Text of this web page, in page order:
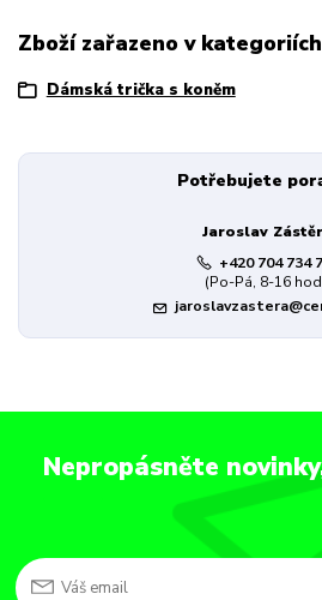
Zboží zařazeno v kategoriích
Dámská trička s koněm
Potřebujete
Jaroslav
+420 704 734
(Po-Pá, 8-16
Nepropásněte